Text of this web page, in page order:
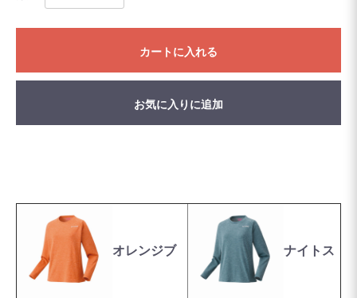
カートに入れる
お気に入りに追加
オレンジブ ナイトス